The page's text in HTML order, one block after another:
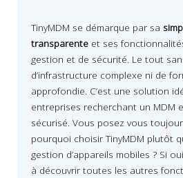
TinyMDM se démarque par sa
transparente et ses
gestion et de sécurité. Le tout
d’infrastructure complexe ni de
approfondie. C’est une solution
entreprises recherchant un MDM
sécurisé. Vous posez vous
pourquoi choisir TinyMDM plutôt
gestion d’appareils mobiles ? Si
à découvrir toutes les autres